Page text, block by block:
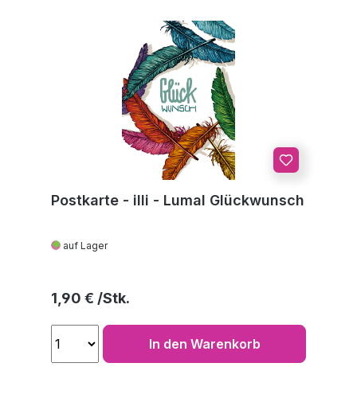
Postkarte - illi - Lumal Glückwunsch
auf Lager
Regulärer Preis:
1,90 €
In den Warenkorb